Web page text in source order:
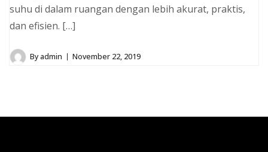
suhu di dalam ruangan dengan lebih akurat, praktis,
dan efisien. […]
Byadmin November 22, 2019